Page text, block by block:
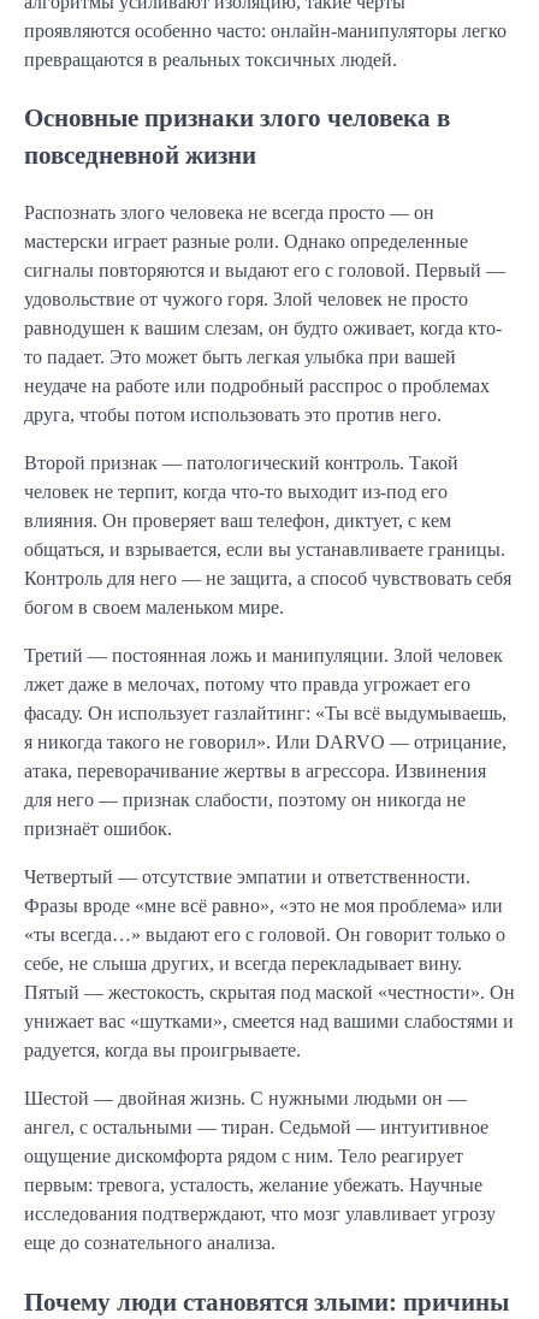
проявляются особенно часто: онлайн-манипуляторы легко
превращаются в реальных токсичных людей.
Основные признаки злого человека в
повседневной жизни
Распознать злого человека не всегда просто — он
мастерски играет разные роли. Однако определенные
сигналы повторяются и выдают его с головой. Первый —
удовольствие от чужого горя. Злой человек не просто
равнодушен к вашим слезам, он будто оживает, когда кто-
то падает. Это может быть легкая улыбка при вашей
неудаче на работе или подробный расспрос о проблемах
друга, чтобы потом использовать это против него.
Второй признак — патологический контроль. Такой
человек не терпит, когда что-то выходит из-под его
влияния. Он проверяет ваш телефон, диктует, с кем
общаться, и взрывается, если вы устанавливаете границы.
Контроль для него — не защита, а способ чувствовать себя
богом в своем маленьком мире.
Третий — постоянная ложь и манипуляции. Злой человек
лжет даже в мелочах, потому что правда угрожает его
фасаду. Он использует газлайтинг: «Ты всё выдумываешь,
я никогда такого не говорил». Или DARVO — отрицание,
атака, переворачивание жертвы в агрессора. Извинения
для него — признак слабости, поэтому он никогда не
признаёт ошибок.
Четвертый — отсутствие эмпатии и ответственности.
Фразы вроде «мне всё равно», «это не моя проблема» или
«ты всегда…» выдают его с головой. Он говорит только о
себе, не слыша других, и всегда перекладывает вину.
Пятый — жестокость, скрытая под маской «честности». Он
унижает вас «шутками», смеется над вашими слабостями и
радуется, когда вы проигрываете.
Шестой — двойная жизнь. С нужными людьми он —
ангел, с остальными — тиран. Седьмой — интуитивное
ощущение дискомфорта рядом с ним. Тело реагирует
первым: тревога, усталость, желание убежать. Научные
исследования подтверждают, что мозг улавливает угрозу
еще до сознательного анализа.
Почему люди становятся злыми: причины